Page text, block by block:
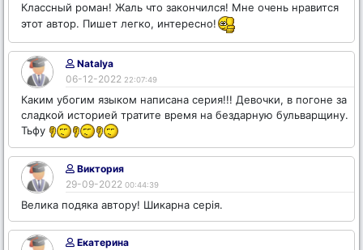
Классный роман! Жаль что закончился! Мне очень нравится
этот автор. Пишет легко, интересно!
Natalya
06-12-2022 22:07:49
Каким убогим языком написана серия!!! Девочки, в погоне за
сладкой историей тратите время на бездарную бульварщину.
Тьфу
Виктория
29-09-2022 00:44:39
Велика подяка автору! Шикарна серія.
Екатерина